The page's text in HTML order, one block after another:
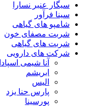
سیگار عنبر نسارا
سینا فرآور
شامپو های گیاهی
شربت مصفای خون
شربت های گیاهی
شرکت های دارویی
آنا شیمی
ابریشم
الیس
پارس حنا یزد
پورسینا